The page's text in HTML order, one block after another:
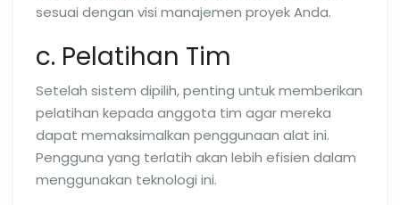
sesuai dengan visi manajemen proyek Anda.
c. Pelatihan Tim
Setelah sistem dipilih, penting untuk memberikan
pelatihan kepada anggota tim agar mereka
dapat memaksimalkan penggunaan alat ini.
Pengguna yang terlatih akan lebih efisien dalam
menggunakan teknologi ini.